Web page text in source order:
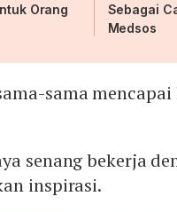
Orang
Sebagai
Medsos
sama
senang bekerja
inspirasi.